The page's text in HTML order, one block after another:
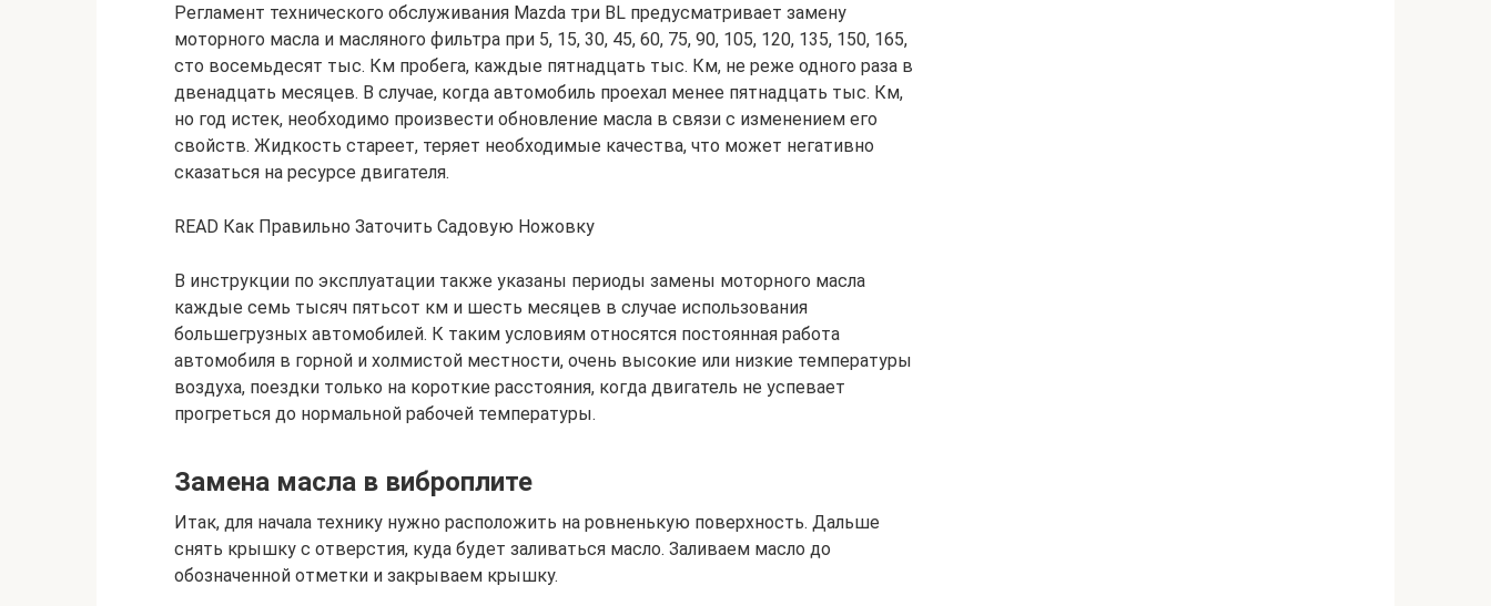
Регламент технического обслуживания Mazda три BL предусматривает замену
моторного масла и масляного фильтра при 5, 15, 30, 45, 60, 75, 90, 105, 120, 135, 150, 165,
сто восемьдесят тыс. Км пробега, каждые пятнадцать тыс. Км, не реже одного раза в
двенадцать месяцев. В случае, когда автомобиль проехал менее пятнадцать тыс. Км,
но год истек, необходимо произвести обновление масла в связи с изменением его
свойств. Жидкость стареет, теряет необходимые качества, что может негативно
сказаться на ресурсе двигателя.
READ Как Правильно Заточить Садовую Ножовку
В инструкции по эксплуатации также указаны периоды замены моторного масла
каждые семь тысяч пятьсот км и шесть месяцев в случае использования
большегрузных автомобилей. К таким условиям относятся постоянная работа
автомобиля в горной и холмистой местности, очень высокие или низкие температуры
воздуха, поездки только на короткие расстояния, когда двигатель не успевает
прогреться до нормальной рабочей температуры.
Замена масла в виброплите
Итак, для начала технику нужно расположить на ровненькую поверхность. Дальше
снять крышку с отверстия, куда будет заливаться масло. Заливаем масло до
обозначенной отметки и закрываем крышку.